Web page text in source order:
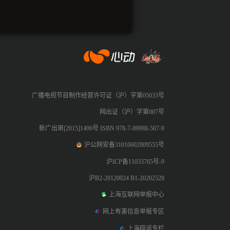
广播电视节目制作经营许可证（沪）字第05033号
网出证（沪）字第007号
新广出审[2015]1406号 ISBN 978-7-89988-507-9
沪公网安备31010602009555号
沪ICP备11033765号-9
沪B2-20120024 B1-20202528
上海互联网举报中心
网上有害信息举报专区
上海辟谣专栏
心动网络